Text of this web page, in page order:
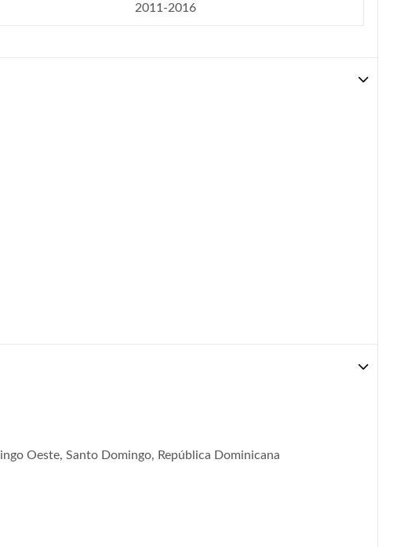
2011-2016
Oeste, Santo Domingo, República Dominicana